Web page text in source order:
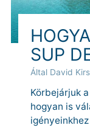
SUP
Által David
Körbejárjuk
hogyan is